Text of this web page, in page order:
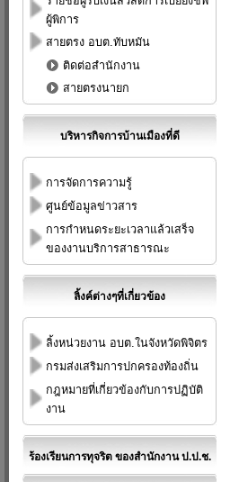
ผู้พิการ
สายตรง อบต.ทับหมัน
ติดต่อสำนักงาน
สายตรงนายก
บริหารกิจการบ้านเมืองที่ดี
การจัดการความรู้
ศูนย์ข้อมูลข่าวสาร
การกำหนดระยะเวลาแล้วเสร็จ
ของงานบริการสาธารณะ
ลิ้งค์ต่างๆที่เกี่ยวข้อง
ลิ้งหน่วยงาน อบต.ในจังหวัดพิจิตร
กรมส่งเสริมการปกครองท้องถิ่น
กฎหมายที่เกี่ยวข้องกับการปฏิบัติ
งาน
ร้องเรียนการทุจริต ของสำนักงาน ป.ป.ช.